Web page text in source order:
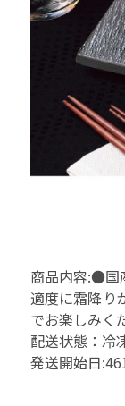
商品内容:●国
適度に霜降り
でお楽しみく
配送状態：冷
発送開始日